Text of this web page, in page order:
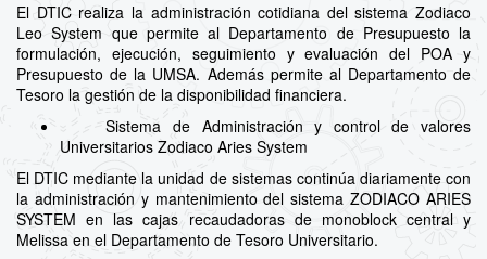
El DTIC realiza la administración cotidiana del sistema Zodiaco
Leo System que permite al Departamento de Presupuesto la
formulación, ejecución, seguimiento y evaluación del POA y
Presupuesto de la UMSA. Además permite al Departamento de
Tesoro la gestión de la disponibilidad financiera.
Sistema de Administración y control de valores
Universitarios Zodiaco Aries System
El DTIC mediante la unidad de sistemas continúa diariamente con
la administración y mantenimiento del sistema ZODIACO ARIES
SYSTEM en las cajas recaudadoras de monoblock central y
Melissa en el Departamento de Tesoro Universitario.